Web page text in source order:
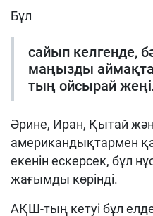
Бұл
сайып келгенде,
маңызды
тың ойсырай
Әрине, Иран, Қытай
американдықтармен
екенін ескерсек, бұл
жағымды көрінді.
АҚШ-тың кетуі бұл